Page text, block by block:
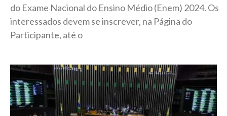
do Exame Nacional do Ensino Médio (Enem) 2024. Os
interessados devem se inscrever, na Página do
Participante, até o